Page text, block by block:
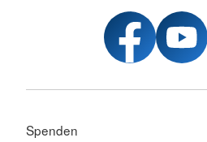
Spenden